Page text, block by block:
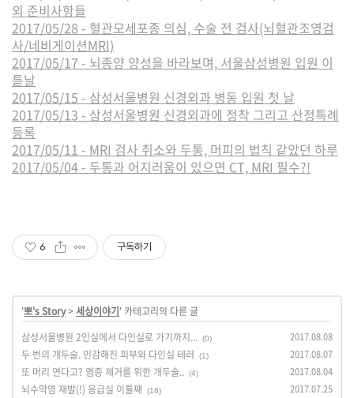
외 준비사항들
2017/05/28 - 혈관모세포종 의심, 수술 전 검사(뇌혈관조영검
사/네비게이션MRI)
2017/05/17 - 뇌종양 양성을 바라보며, 서울삼성병원 입원 이
튿날
2017/05/15 - 삼성서울병원 신경외과 병동 입원 첫 날
2017/05/13 - 삼성서울병원 신경외과에 정착 그리고 산정특례
등록
2017/05/11 - MRI 검사 취소와 두통, 머피의 법칙 같았던 하루
2017/05/04 - 두통과 어지러움이 있으면 CT, MRI 필수?!
6 구독하기
'뽀's Story> 세상이야기' 카테고리의 다른 글
삼성서울병원 2인실에서 다인실로 가기까지... (0) 2017.08.08
두 번의 개두술. 민감해진 피부와 다인실 테러 (1) 2017.08.07
또 머리 연다고? 염증 제거를 위한 개두술.. (4) 2017.08.04
뇌수막염 재발(!) 응급실 이틀째 (16) 2017.07.25